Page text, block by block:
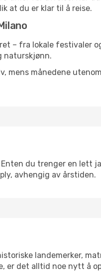
at du er klar til å reise.
– fra lokale festivaler
naturskjønn.
mens månedene
du trenger en lett
avhengig av årstiden.
landemerker,
er det alltid noe nytt å